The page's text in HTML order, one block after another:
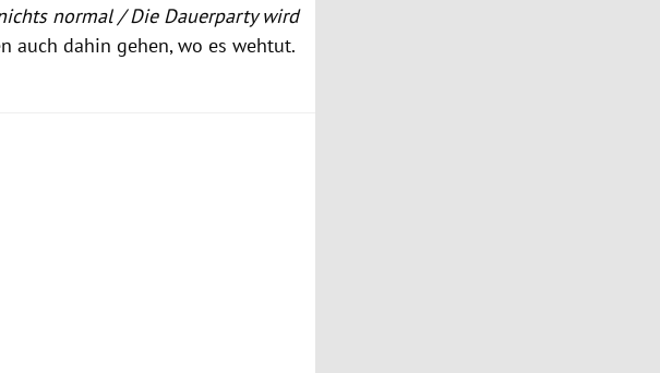
normal / Die Dauerparty wird
auch dahin gehen, wo es wehtut.